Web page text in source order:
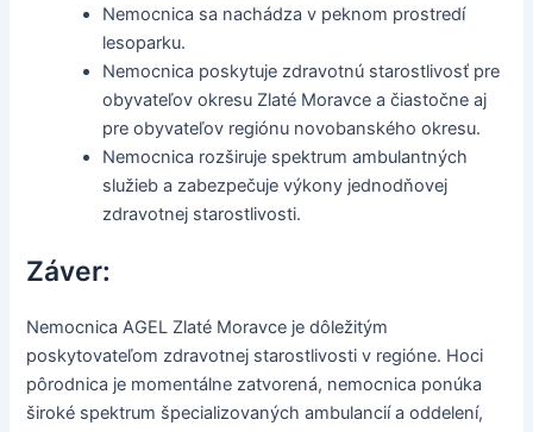
Nemocnica sa nachádza v peknom prostredí
lesoparku.
Nemocnica poskytuje zdravotnú starostlivosť pre
obyvateľov okresu Zlaté Moravce a čiastočne aj
pre obyvateľov regiónu novobanského okresu.
Nemocnica rozširuje spektrum ambulantných
služieb a zabezpečuje výkony jednodňovej
zdravotnej starostlivosti.
Záver:
Nemocnica AGEL Zlaté Moravce je dôležitým
poskytovateľom zdravotnej starostlivosti v regióne. Hoci
pôrodnica je momentálne zatvorená, nemocnica ponúka
široké spektrum špecializovaných ambulancií a oddelení,